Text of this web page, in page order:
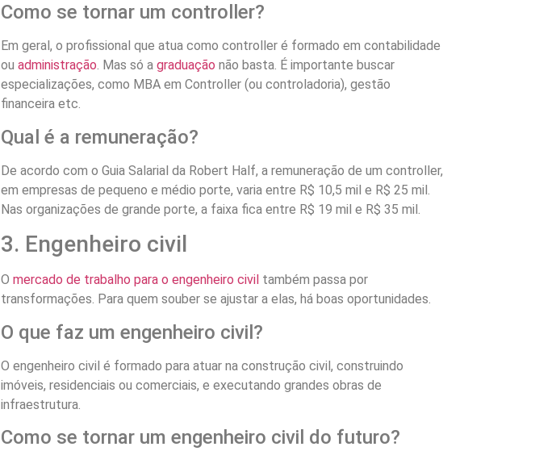
Como se tornar um controller?
Em geral, o profissional que atua como controller é formado em contabilidade
ou administração. Mas só a graduação não basta. É importante buscar
especializações, como MBA em Controller (ou controladoria), gestão
financeira etc.
Qual é a remuneração?
De acordo com o Guia Salarial da Robert Half, a remuneração de um controller,
em empresas de pequeno e médio porte, varia entre R$ 10,5 mil e R$ 25 mil.
Nas organizações de grande porte, a faixa fica entre R$ 19 mil e R$ 35 mil.
3. Engenheiro civil
O mercado de trabalho para o engenheiro civil também passa por
transformações. Para quem souber se ajustar a elas, há boas oportunidades.
O que faz um engenheiro civil?
O engenheiro civil é formado para atuar na construção civil, construindo
imóveis, residenciais ou comerciais, e executando grandes obras de
infraestrutura.
Como se tornar um engenheiro civil do futuro?